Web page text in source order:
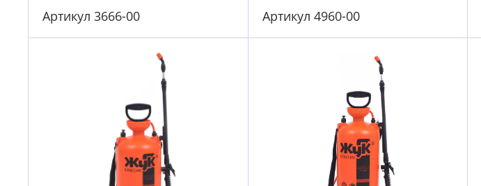
Артикул 3666-00
Артикул 4960-00